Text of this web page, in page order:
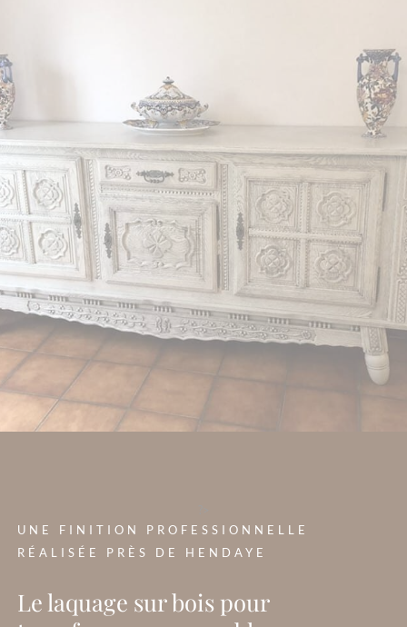
UNE FINITION PROFESSIONNELLE
RÉALISÉE PRÈS DE HENDAYE
Le laquage sur bois pour